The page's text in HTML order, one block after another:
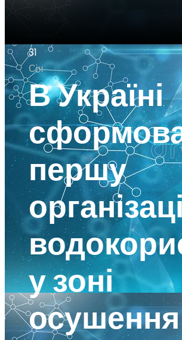
31
Січ
В Україні
першу
у зоні
осушення